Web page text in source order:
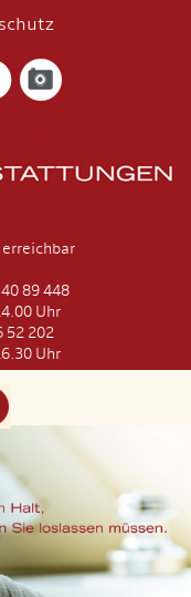
89 448
Uhr
52 202
Uhr